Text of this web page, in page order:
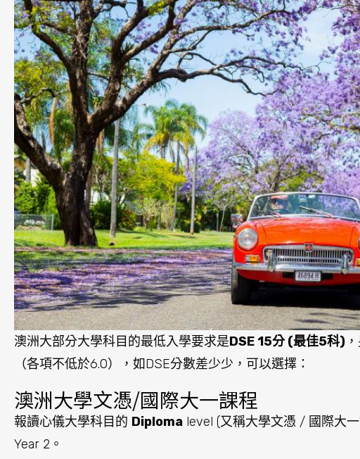
澳洲大部分大學科目的最低入學要求是DSE 15分 (最佳5科)
（各項不低於6.0），如DSE分數差少少，可以選擇：
澳洲大學文憑/國際大一課程
報讀心儀大學科目的 Diploma level (又稱大學文憑 / 國際大
Year 2。